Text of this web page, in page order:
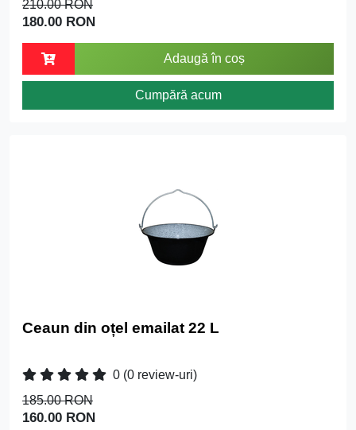
210.00 RON
180.00 RON
Adaugă în coș
Cumpără acum
Ceaun din oțel emailat 22 L
0 (0 review-uri)
185.00 RON
160.00 RON